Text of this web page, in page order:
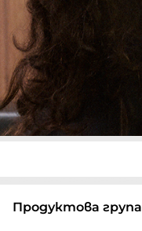
Продуктова група